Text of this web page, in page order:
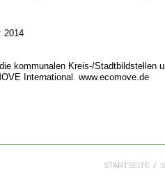
2014
kommunalen Kreis-/Stadtbildstellen
International. www.ecomove.de
STARTSEITE